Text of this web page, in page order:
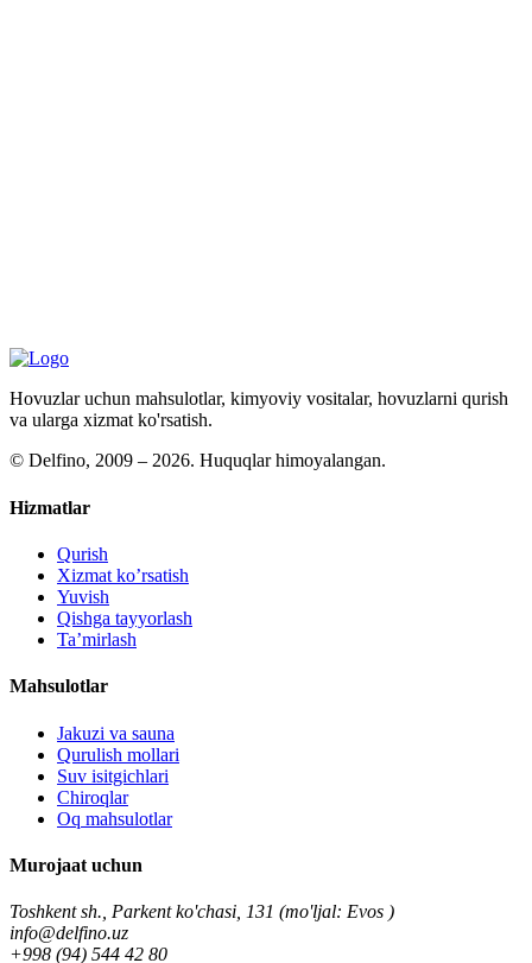
Hovuzlar uchun mahsulotlar, kimyoviy vositalar, hovuzlarni qurish
va ularga xizmat ko'rsatish.
© Delfino, 2009 – 2026. Huquqlar himoyalangan.
Hizmatlar
Qurish
Xizmat ko’rsatish
Yuvish
Qishga tayyorlash
Ta’mirlash
Mahsulotlar
Jakuzi va sauna
Qurulish mollari
Suv isitgichlari
Chiroqlar
Oq mahsulotlar
Murojaat uchun
Toshkent sh., Parkent ko'chasi, 131 (mo'ljal: Evos )
info@delfino.uz
+998 (94) 544 42 80